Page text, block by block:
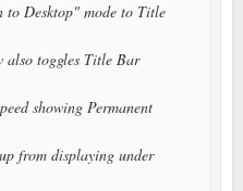
to Desktop" mode to Title
also toggles Title Bar
showing Permanent
from displaying under